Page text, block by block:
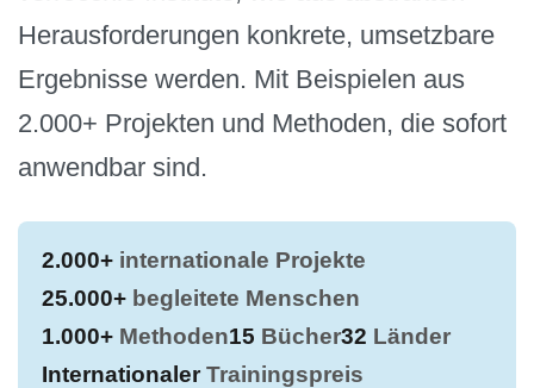
Herausforderungen konkrete, umsetzbare
Ergebnisse werden. Mit Beispielen aus
2.000+ Projekten und Methoden, die sofort
anwendbar sind.
2.000+ internationale Projekte
25.000+ begleitete Menschen
1.000+ Methoden15 Bücher32 Länder
InternationalerTrainingspreis